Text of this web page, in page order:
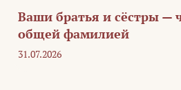
Ваши братья и сёстры —
общей фамилией
31.07.2026